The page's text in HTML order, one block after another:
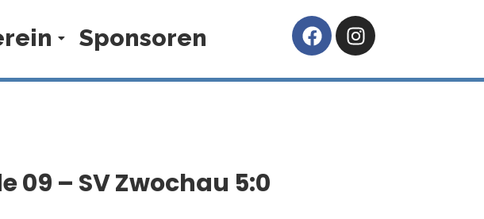
Sponsoren
09 – SV Zwochau 5:0